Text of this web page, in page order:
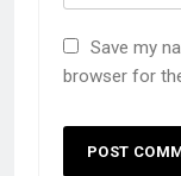
Save my
browser for